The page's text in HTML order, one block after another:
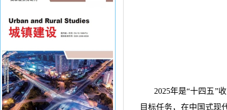
2025年是“十四五”
目标任务，在中国式现